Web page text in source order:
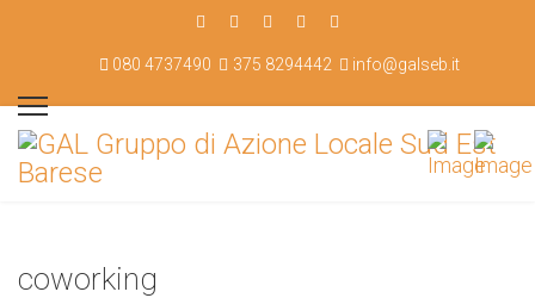
080 4737490 375 8294442 info@galseb.it
coworking